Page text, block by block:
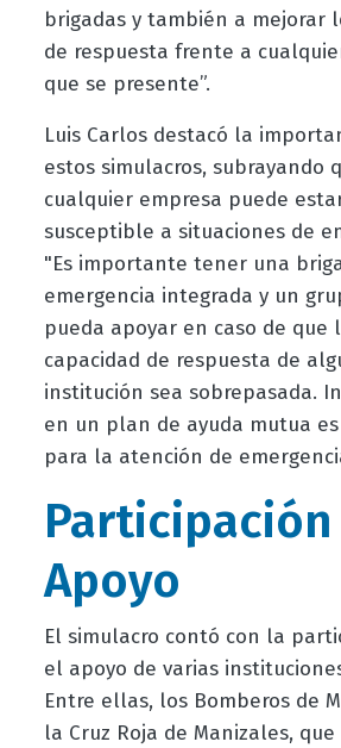
brigadas y también a mejorar
de respuesta frente a
que se presente”.
Luis Carlos destacó la
estos simulacros, subrayando
cualquier empresa puede
susceptible a situaciones de
"Es importante tener una
emergencia integrada y un
pueda apoyar en caso de que
capacidad de respuesta de
institución sea sobrepasada.
en un plan de ayuda mutua
para la atención de
Participación
Apoyo
El simulacro contó con la
el apoyo de varias
Entre ellas, los Bomberos de
la Cruz Roja de Manizales,